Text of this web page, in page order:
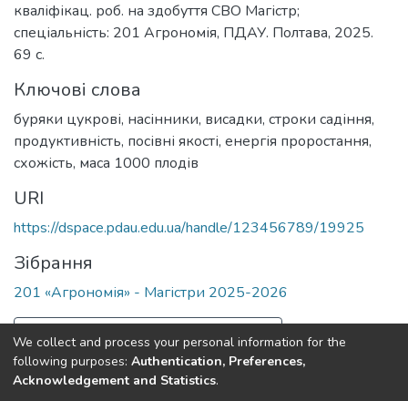
кваліфікац. роб. на здобуття СВО Магістр;
спеціальність: 201 Агрономія, ПДАУ. Полтава, 2025.
69 с.
Ключові слова
буряки цукрові, насінники, висадки, строки садіння,
продуктивність, посівні якості, енергія проростання,
схожість, маса 1000 плодів
URI
https://dspace.pdau.edu.ua/handle/123456789/19925
Зібрання
201 «Агрономія» - Магістри 2025-2026
Повна інформація про документ
Полтавський державний аграрний університет
We collect and process your personal information for the
following purposes: Authentication, Preferences,
Acknowledgement and Statistics.